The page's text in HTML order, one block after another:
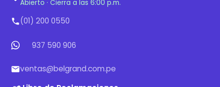
Abierto · Cierra a las 6:00 p.m.
(01) 200 0550
937 590 906
ventas@belgrand.com.pe